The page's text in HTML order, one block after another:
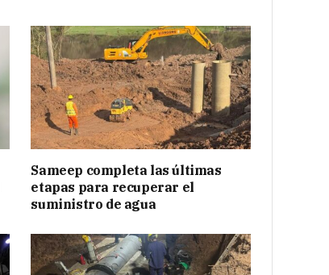
Sameep completa las últimas
etapas para recuperar el
suministro de agua